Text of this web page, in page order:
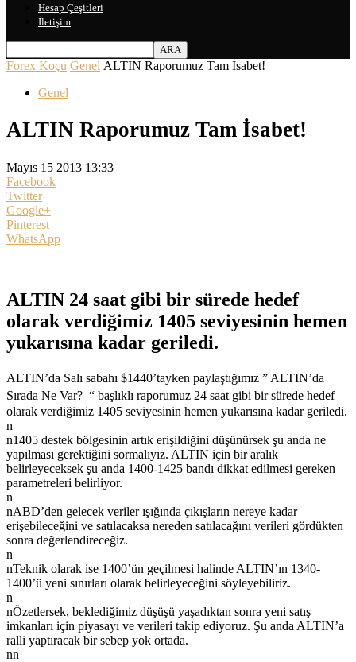
Hesap Çeşitleri
İletişim
Forex Koçu Genel ALTIN Raporumuz Tam İsabet!
Genel
ALTIN Raporumuz Tam İsabet!
Mayıs 15 2013 13:33
Facebook
Twitter
Google+
Pinterest
WhatsApp
ALTIN 24 saat gibi bir sürede hedef
olarak verdiğimiz 1405 seviyesinin hemen
yukarısına kadar geriledi.
ALTIN’da Salı sabahı $1440’tayken paylaştığımız ” ALTIN’da
Sırada Ne Var? “ başlıklı raporumuz 24 saat gibi bir sürede hedef
olarak verdiğimiz 1405 seviyesinin hemen yukarısına kadar geriledi.
n
n1405 destek bölgesinin artık erişildiğini düşünürsek şu anda ne
yapılması gerektiğini sormalıyız. ALTIN için bir aralık
belirleyeceksek şu anda 1400-1425 bandı dikkat edilmesi gereken
parametreleri belirliyor.
n
nABD’den gelecek veriler ışığında çıkışların nereye kadar
erişebileceğini ve satılacaksa nereden satılacağını verileri gördükten
sonra değerlendireceğiz.
n
nTeknik olarak ise 1400’ün geçilmesi halinde ALTIN’ın 1340-
1400’ü yeni sınırları olarak belirleyeceğini söyleyebiliriz.
n
nÖzetlersek, beklediğimiz düşüşü yaşadıktan sonra yeni satış
imkanları için piyasayı ve verileri takip ediyoruz. Şu anda ALTIN’a
ralli yaptıracak bir sebep yok ortada.
nn